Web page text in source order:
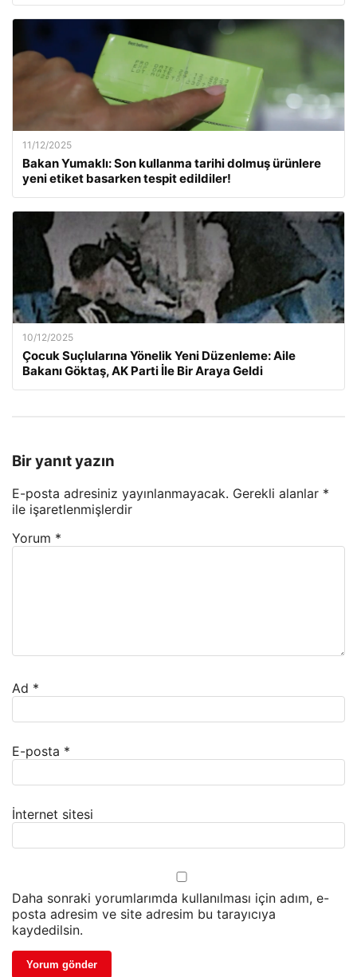
11/12/2025
Bakan Yumaklı: Son kullanma tarihi dolmuş ürünlere
yeni etiket basarken tespit edildiler!
10/12/2025
Çocuk Suçlularına Yönelik Yeni Düzenleme: Aile
Bakanı Göktaş, AK Parti İle Bir Araya Geldi
Bir yanıt yazın
E-posta adresiniz yayınlanmayacak. Gerekli alanlar *
ile işaretlenmişlerdir
Yorum *
Ad *
E-posta *
İnternet sitesi
Daha sonraki yorumlarımda kullanılması için adım, e-
posta adresim ve site adresim bu tarayıcıya
kaydedilsin.